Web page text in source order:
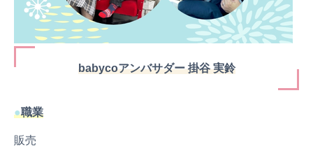
babycoアンバサダー 掛谷 実鈴
●職業
販売